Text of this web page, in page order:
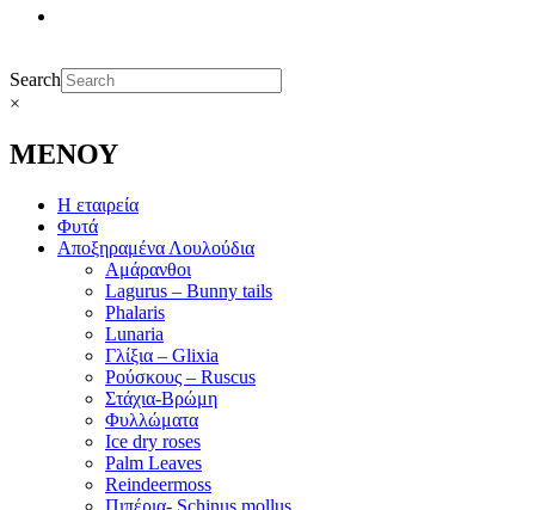
Search
×
ΜΕΝΟΥ
Η εταιρεία
Φυτά
Αποξηραμένα Λουλούδια
Αμάρανθοι
Lagurus – Bunny tails
Phalaris
Lunaria
Γλίξια – Glixia
Ρούσκους – Ruscus
Στάχια-Βρώμη
Φυλλώματα
Ice dry roses
Palm Leaves
Reindeermoss
Πιπέρια- Schinus mollus